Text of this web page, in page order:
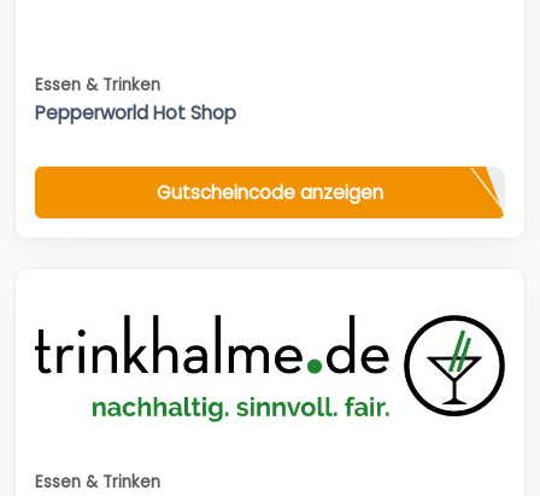
Essen & Trinken
Pepperworld Hot Shop
Gutscheincode anzeigen
Essen & Trinken